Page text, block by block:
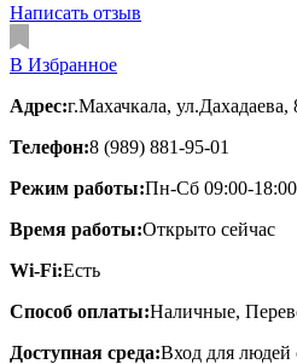
Написать отзыв
В Избранное
Адрес:г.Махачкала, ул.Дахадаева,
Телефон:8 (989) 881-95-01
Режим работы:Пн-Сб 09:00-
Время работы:Открыто сейчас
Wi-Fi:Есть
Способ оплаты:Наличные,
Доступная среда:Вход для людей